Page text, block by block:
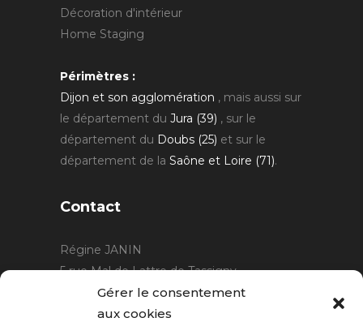
Gérer le consentement
aux cookies
Décoration d'intérieur
Home Staging
Périmètres :
Dijon et son agglomération , mais aussi sur
le département du Jura (39) , sur le
département du Doubs (25) et sur le
département de la Saône et Loire (71).
Contact
Régine JANIN
5 rue Mal de Lattre de Tassigny
21220 Gevrey Chambertin
06 15 15 80 29